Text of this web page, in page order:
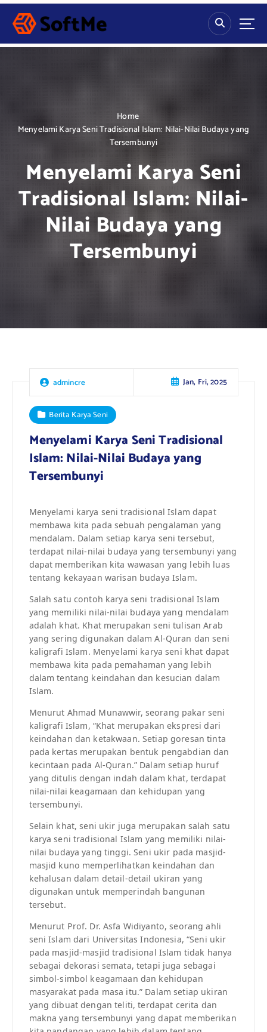
S
p
Home
Menyelami Karya Seni Tradisional Islam: Nilai-Nilai Budaya yang
Tersembunyi
Menyelami Karya Seni
Tradisional Islam: Nilai-
Nilai Budaya yang
Tersembunyi
admincre Jan, Fri, 2025
Berita Karya Seni
Menyelami Karya Seni Tradisional
Islam: Nilai-Nilai Budaya yang
Tersembunyi
Menyelami karya seni tradisional Islam dapat
membawa kita pada sebuah pengalaman yang
mendalam. Dalam setiap karya seni tersebut,
terdapat nilai-nilai budaya yang tersembunyi yang
dapat memberikan kita wawasan yang lebih luas
tentang kekayaan warisan budaya Islam.
Salah satu contoh karya seni tradisional Islam
yang memiliki nilai-nilai budaya yang mendalam
adalah khat. Khat merupakan seni tulisan Arab
yang sering digunakan dalam Al-Quran dan seni
kaligrafi Islam. Menyelami karya seni khat dapat
membawa kita pada pemahaman yang lebih
dalam tentang keindahan dan kesucian dalam
Islam.
Menurut Ahmad Munawwir, seorang pakar seni
kaligrafi Islam, “Khat merupakan ekspresi dari
keindahan dan ketakwaan. Setiap goresan tinta
pada kertas merupakan bentuk pengabdian dan
kecintaan pada Al-Quran.” Dalam setiap huruf
yang ditulis dengan indah dalam khat, terdapat
nilai-nilai keagamaan dan kehidupan yang
tersembunyi.
Selain khat, seni ukir juga merupakan salah satu
karya seni tradisional Islam yang memiliki nilai-
nilai budaya yang tinggi. Seni ukir pada masjid-
masjid kuno memperlihatkan keindahan dan
kehalusan dalam detail-detail ukiran yang
digunakan untuk memperindah bangunan
tersebut.
Menurut Prof. Dr. Asfa Widiyanto, seorang ahli
seni Islam dari Universitas Indonesia, “Seni ukir
pada masjid-masjid tradisional Islam tidak hanya
sebagai dekorasi semata, tetapi juga sebagai
simbol-simbol keagamaan dan kehidupan
masyarakat pada masa itu.” Dalam setiap ukiran
yang dibuat dengan teliti, terdapat cerita dan
makna yang tersembunyi yang dapat memberikan